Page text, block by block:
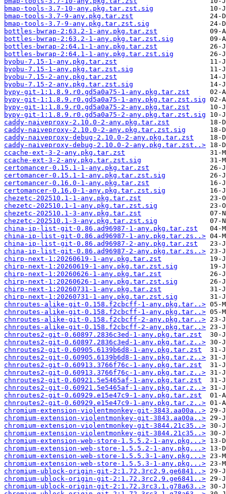
bmap-tools-3.7-10-any.pkg.tar.zst.sig
bmap-tools-3.7-9-any.pkg.tar.zst
bmap-tools-3.7-9-any.pkg.tar.zst.sig
bottles-bwrap-2:63.2-1-any.pkg.tar.zst
bottles-bwrap-2:63.2-1-any.pkg.tar.zst.sig
bottles-bwrap-2:64.1-1-any.pkg.tar.zst
bottles-bwrap-2:64.1-1-any.pkg.tar.zst.sig
byobu-7.15-1-any.pkg.tar.zst
byobu-7.15-1-any.pkg.tar.zst.sig
byobu-7.15-2-any.pkg.tar.zst
byobu-7.15-2-any.pkg.tar.zst.sig
bypy-git-1:1.8.9.r0.gd5a0a75-1-any.pkg.tar.zst
bypy-git-1:1.8.9.r0.gd5a0a75-1-any.pkg.tar.zst.sig
bypy-git-1:1.8.9.r0.gd5a0a75-2-any.pkg.tar.zst
bypy-git-1:1.8.9.r0.gd5a0a75-2-any.pkg.tar.zst.sig
caddy-naiveproxy-2.10.0-2-any.pkg.tar.zst
caddy-naiveproxy-2.10.0-2-any.pkg.tar.zst.sig
caddy-naiveproxy-debug-2.10.0-2-any.pkg.tar.zst
caddy-naiveproxy-debug-2.10.0-2-any.pkg.tar.zst..>
ccache-ext-3-2-any.pkg.tar.zst
ccache-ext-3-2-any.pkg.tar.zst.sig
certomancer-0.15.1-1-any.pkg.tar.zst
certomancer-0.15.1-1-any.pkg.tar.zst.sig
certomancer-0.16.0-1-any.pkg.tar.zst
certomancer-0.16.0-1-any.pkg.tar.zst.sig
chezetc-202510.1-1-any.pkg.tar.zst
chezetc-202510.1-1-any.pkg.tar.zst.sig
chezetc-202510.1-3-any.pkg.tar.zst
chezetc-202510.1-3-any.pkg.tar.zst.sig
china-ip-list-git-0.86.ad96987-1-any.pkg.tar.zst
china-ip-list-git-0.86.ad96987-1-any.pkg.tar.zs..>
china-ip-list-git-0.86.ad96987-2-any.pkg.tar.zst
china-ip-list-git-0.86.ad96987-2-any.pkg.tar.zs..>
chirp-next-1:20260619-1-any.pkg.tar.zst
chirp-next-1:20260619-1-any.pkg.tar.zst.sig
chirp-next-1:20260626-1-any.pkg.tar.zst
chirp-next-1:20260626-1-any.pkg.tar.zst.sig
chirp-next-1:20260731-1-any.pkg.tar.zst
chirp-next-1:20260731-1-any.pkg.tar.zst.sig
chnroutes-alike-git-0.158.f2cbcff-1-any.pkg.tar..>
chnroutes-alike-git-0.158.f2cbcff-1-any.pkg.tar..>
chnroutes-alike-git-0.158.f2cbcff-2-any.pkg.tar..>
chnroutes-alike-git-0.158.f2cbcff-2-any.pkg.tar..>
chnroutes2-git-0.60897.2836c3ed-1-any.pkg.tar.zst
chnroutes2-git-0.60897.2836c3ed-1-any.pkg.tar.z..>
chnroutes2-git-0.60905.6139b6d8-1-any.pkg.tar.zst
chnroutes2-git-0.60905.6139b6d8-1-any.pkg.tar.z..>
chnroutes2-git-0.60913.3766f76c-1-any.pkg.tar.zst
chnroutes2-git-0.60913.3766f76c-1-any.pkg.tar.z..>
chnroutes2-git-0.60921.5e5465af-1-any.pkg.tar.zst
chnroutes2-git-0.60921.5e5465af-1-any.pkg.tar.z..>
chnroutes2-git-0.60929.e15e47c9-1-any.pkg.tar.zst
chnroutes2-git-0.60929.e15e47c9-1-any.pkg.tar.z..>
chromium-extension-violentmonkey-git-3843.aa00a..>
chromium-extension-violentmonkey-git-3843.aa00a..>
chromium-extension-violentmonkey-git-3844.21c35..>
chromium-extension-violentmonkey-git-3844.21c35..>
chromium-extension-web-store-1.5.5.2-1-any.pkg...>
chromium-extension-web-store-1.5.5.2-1-any.pkg...>
chromium-extension-web-store-1.5.5.3-1-any.pkg...>
chromium-extension-web-store-1.5.5.3-1-any.pkg...>
chromium-ublock-origin-git-2:1.72.3rc2.9.ge6841..>
chromium-ublock-origin-git-2:1.72.3rc2.9.ge6841..>
chromium-ublock-origin-git-2:1.72.3rc3.1.g78a63..>